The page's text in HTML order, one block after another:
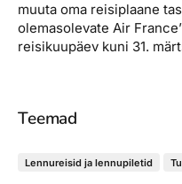
muuta oma reisiplaane
olemasolevate Air
reisikuupäev kuni 31.
Teemad
Lennureisid ja lennupiletid